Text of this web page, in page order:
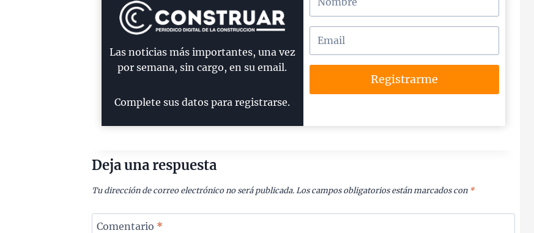
Las noticias más importantes, una vez
por semana, sin cargo, en su email.
Complete sus datos para registrarse.
Registrarme
Deja una respuesta
Tu dirección de correo electrónico no será publicada. Los campos obligatorios están marcados con *
Comentario *